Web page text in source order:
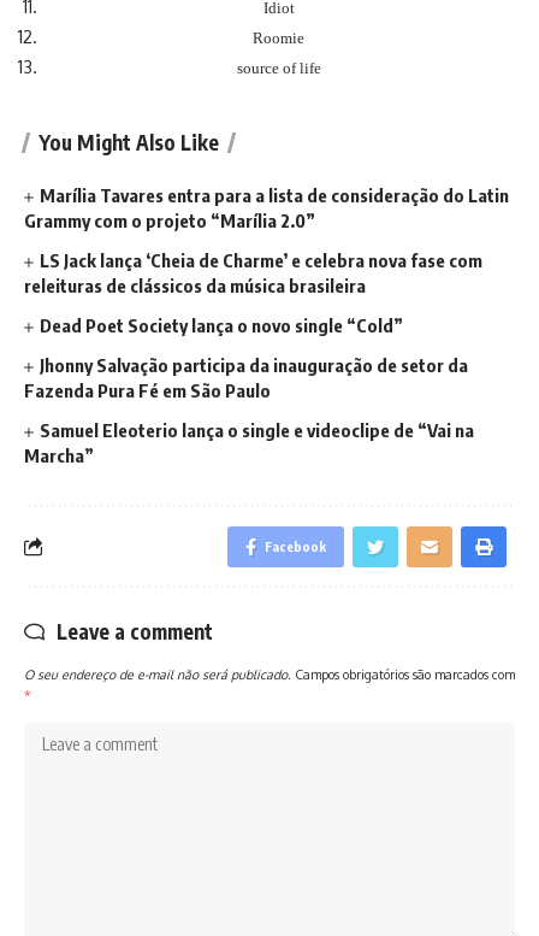
Idiot
Roomie
source of life
You Might Also Like
Marília Tavares entra para a lista de consideração do Latin
Grammy com o projeto “Marília 2.0”
LS Jack lança ‘Cheia de Charme’ e celebra nova fase com
releituras de clássicos da música brasileira
Dead Poet Society lança o novo single “Cold”
Jhonny Salvação participa da inauguração de setor da
Fazenda Pura Fé em São Paulo
Samuel Eleoterio lança o single e videoclipe de “Vai na
Marcha”
Facebook
Leave a comment
O seu endereço de e-mail não será publicado. Campos obrigatórios são marcados com
*